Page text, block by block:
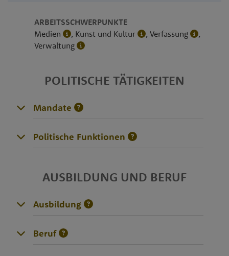
ARBEITSSCHWERPUNKTE
Medien
, Kunst und Kultur , Verfassung
,
Verwaltung
POLITISCHE TÄTIGKEITEN
Mandate
Politische Funktionen
AUSBILDUNG UND BERUF
Ausbildung
Beruf